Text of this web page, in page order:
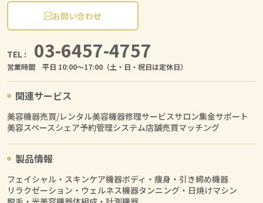
お問い合わせ
TEL : 03-6457-4757
営業時間 平日 10:00〜17:00（土・日・祝日は定休日）
関連サービス
美容機器売買/レンタル美容機器修理サービスサロン集金サポート
美容スペースシェア予約管理システム店舗売買マッチング
製品情報
フェイシャル・スキンケア機器ボディ・痩身・引き締め機器
リラクゼーション・ウェルネス機器タンニング・日焼けマシン